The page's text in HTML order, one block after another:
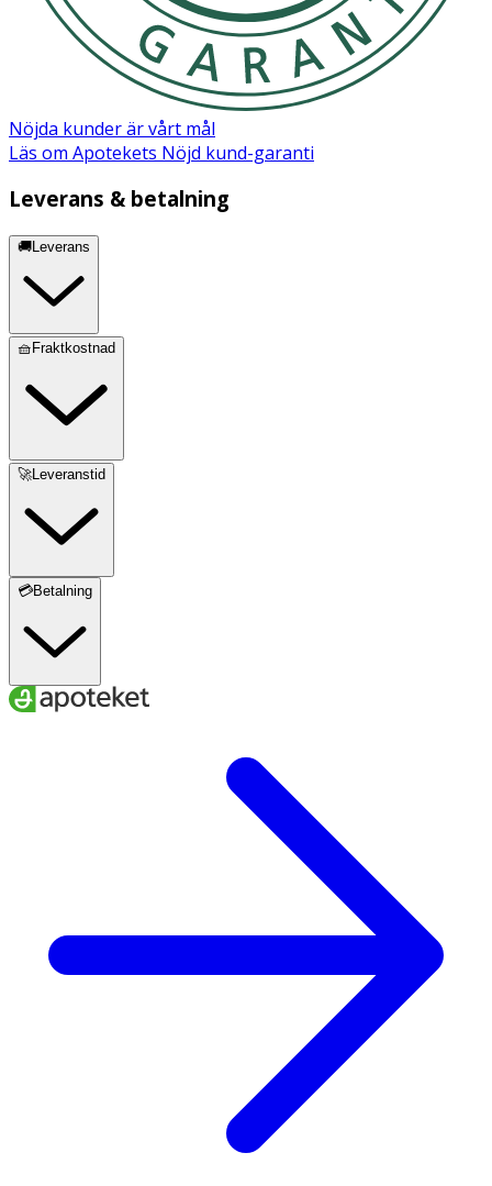
Nöjda kunder är vårt mål
Läs om Apotekets Nöjd kund-garanti
Leverans & betalning
🚚Leverans
🧺Fraktkostnad
🚀Leveranstid
💳Betalning